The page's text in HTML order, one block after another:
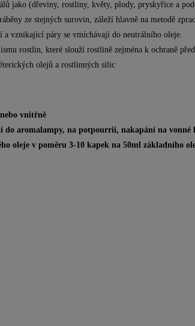
jako (dřeviny, rostliny, květy, plody, pryskyřice a
ze stejných surovin, záleží hlavně na metodě
a vznikající páry se vmíchávají do neutrálního oleje.
rostlin, které slouží rostlině zejména k ochraně
olejů a rostlinných silic
vnitřně
aromalampy, na potpourrii, nakapání na vonné
oleje v poměru 3-10 kapek na 50ml základního